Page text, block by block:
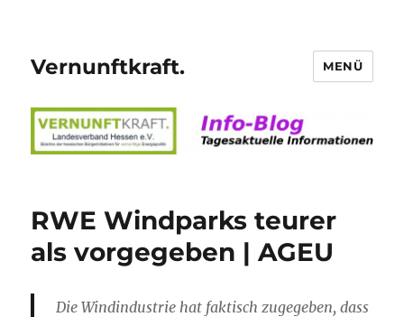
Vernunftkraft. MENÜ
RWE Windparks teurer
als vorgegeben | AGEU
Die Windindustrie hat faktisch zugegeben, dass